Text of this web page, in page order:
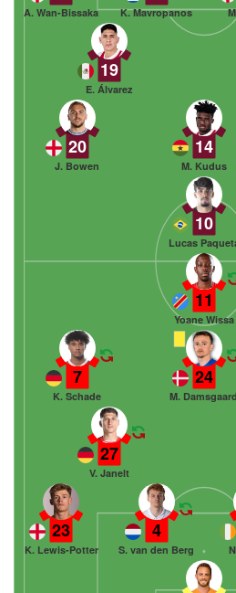
K. Mavropanos
A. Wan-Bissaka
19
E. Álvarez
14
M. Kudus
20
J. Bowen
10
Lucas
23
K. Lewis-Potter
4
S. van den Berg
27
V. Janelt
7
K. Schade
24
M. Damsgaard
11
Yoane Wissa